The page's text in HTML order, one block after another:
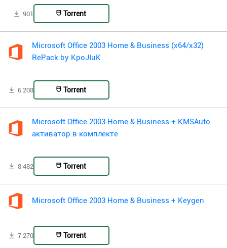
901 Torrent
Microsoft Office 2003 Home & Business (x64/x32)
RePack by KpoJIuK
6 208 Torrent
Microsoft Office 2003 Home & Business + KMSAuto
активатор в комплекте
8 482 Torrent
Microsoft Office 2003 Home & Business + Keygen
7 270 Torrent